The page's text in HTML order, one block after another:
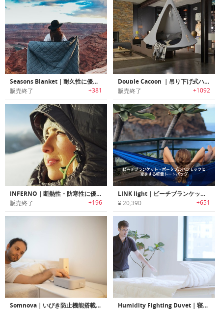
Seasons Blanket｜耐久性に優れたウォータープルーフアウトドアブランケット「シーズンズブランケット」
販売終了 +381
Double Cacoon ｜吊り下げ式ハンモックスタイルテント「カクーン」
販売終了 +1092
INFERNO｜断熱性・防寒性に優れたハンモック用カバー「インフェルノ」
販売終了 +196
LINK light｜ビーチブランケット・ポータブルハンモックに変身する軽量トートバッグ「リンクライト」
¥ 20,390 +651
Somnova｜いびき防止機能搭載スーパースマートスリーピングマット「ソムノバ」 Humidity Fighting Duvet｜寝汗や湿気を吸収するハイパフォーマンス掛布団「デュベイ」